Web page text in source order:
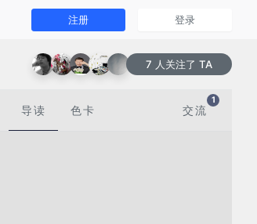
注册 登录
7 人关注了 TA
导读 色卡 交流
1